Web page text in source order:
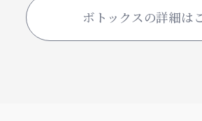
ボトックスの詳細は